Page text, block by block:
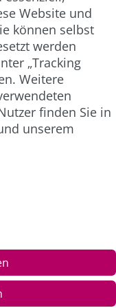
um ein Pflichtfeld.
Website und
können selbst
werden
„Tracking
Weitere
finden Sie in
unserem
|